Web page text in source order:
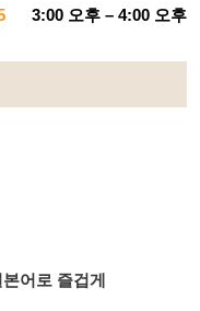
3:00 오후–4:00 오후
어로 즐겁게